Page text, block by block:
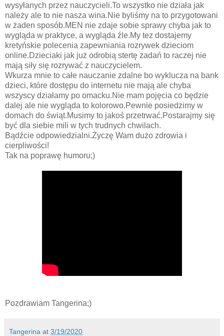
wysyłanych przez nauczycieli.To wszystko nie działa jak
należy ale to nie nasza wina.Nie byliśmy na to przygotowani
w żaden sposób.MEN nie zdaje sobie sprawy chyba jak to
wygląda w praktyce, a wygląda źle.My tez dostajemy
kretyńskie polecenia zapewniania rozrywek dzieciom
online.Dzieciaki jak już odrobią stertę zadań to raczej nie
mają siły się rozrywać z nauczycielem.
Wkurza mnie to całe nauczanie zdalne bo wyklucza na bank
dzieci, które dostępu do internetu nie mają ale chyba
wszyscy działamy po omacku.Nie mam pojęcia co będzie
dalej ale nie wygląda to kolorowo.Pewnie posiedzimy w
domach do świąt.Musimy to jakoś przetrwać.Postarajmy się
być dla siebie mili w tych trudnych chwilach.
Bądźcie odpowiedzialni.Życzę Wam dużo zdrowia i
cierpliwości!
Tak na poprawę humoru;)
Pozdrawiam Tangerina;)
Tangerina at 3/19/2020